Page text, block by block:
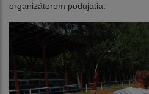
organizátorom podujatia.